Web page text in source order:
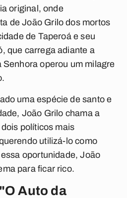
original, onde
de João Grilo dos mortos
de Taperoá e seu
que carrega adiante a
Senhora operou um milagre
uma espécie de santo e
João Grilo chama a
políticos mais
utilizá-lo como
oportunidade, João
para ficar rico.
Auto da